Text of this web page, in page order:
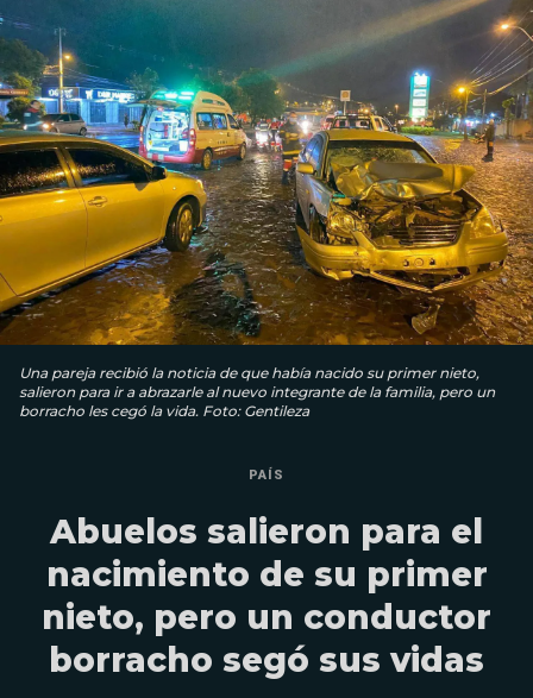
Una pareja recibió la noticia de que había nacido su primer nieto,
salieron para ir a abrazarle al nuevo integrante de la familia, pero un
borracho les cegó la vida. Foto: Gentileza
PAÍS
Abuelos salieron para el
nacimiento de su primer
nieto, pero un conductor
borracho segó sus vidas